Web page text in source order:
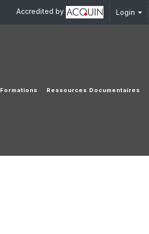
Accredited by Login
Formations Ressources Documentaires